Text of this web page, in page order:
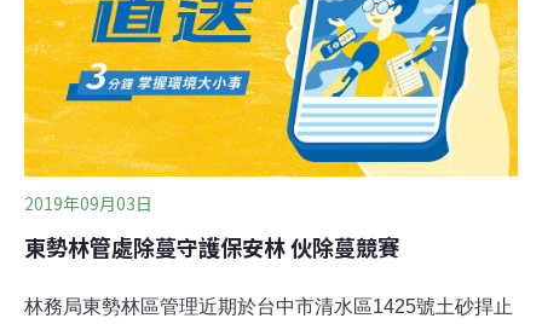
態環保寓意的手工皂，從包裝材料到製作原料都取自小花
蔓澤蘭植株，重新創造其價值。新竹林管處表示，透過此
次活動，不僅讓參與者認識小花蔓澤蘭對生態的危害，同
時也以創新的手工皂設計，讓生態防治與廢物再利用並
進，達成更好的環境保護效果。
2019年09月03日
東勢林管處除蔓守護保安林 伙除蔓競賽
林務局東勢林區管理近期於台中市清水區1425號土砂捍止